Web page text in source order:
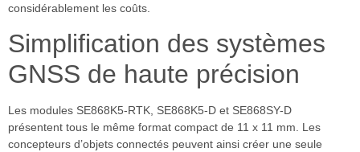
considérablement les coûts.
Simplification des systèmes
GNSS de haute précision
Les modules SE868K5-RTK, SE868K5-D et SE868SY-D
présentent tous le même format compact de 11 x 11 mm. Les
concepteurs d’objets connectés peuvent ainsi créer une seule